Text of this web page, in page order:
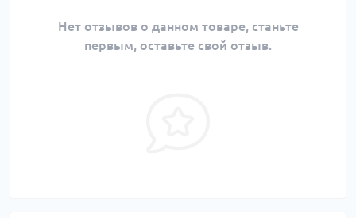
Нет отзывов о данном товаре, станьте
первым, оставьте свой отзыв.